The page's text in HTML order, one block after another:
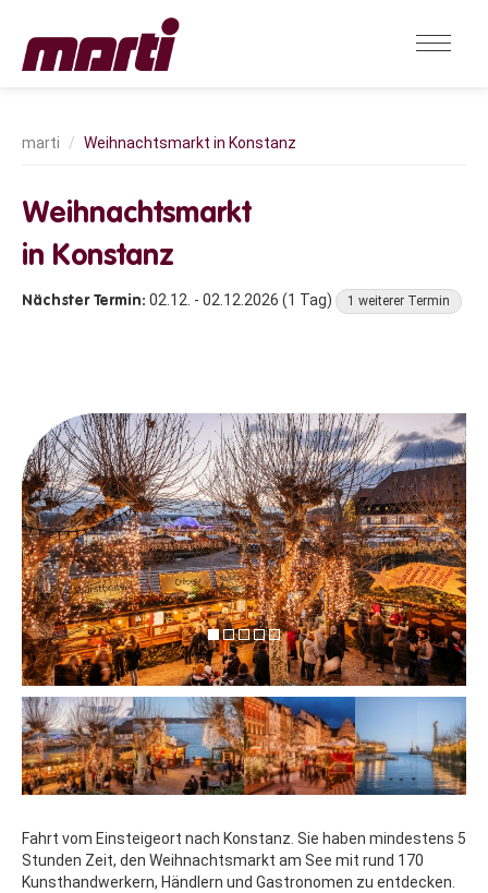
Weihnachtsmarkt in Konstanz
Weihnachtsmarkt
in Konstanz
02.12. - 02.12.2026 (1 Tag) 1 weiterer Termin
Fahrt vom Einsteigeort nach Konstanz. Sie haben mindestens 5
Stunden Zeit, den Weihnachtsmarkt am See mit rund 170
Kunsthandwerkern, Händlern und Gastronomen zu entdecken.